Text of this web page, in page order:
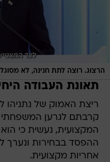
הרצוג. רוצה לתת חנינה, לא מסוגל
תאונת העבודה
ריצת האמוק של נתניהו
קרבתם לגרען המשפחתי
המקצועית, נעשית כי
ההפסד בבחירות ונערך
אחריות מקצועית.